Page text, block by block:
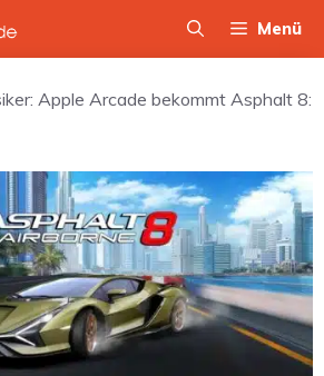
Menü
Apple Arcade bekommt Asphalt 8: